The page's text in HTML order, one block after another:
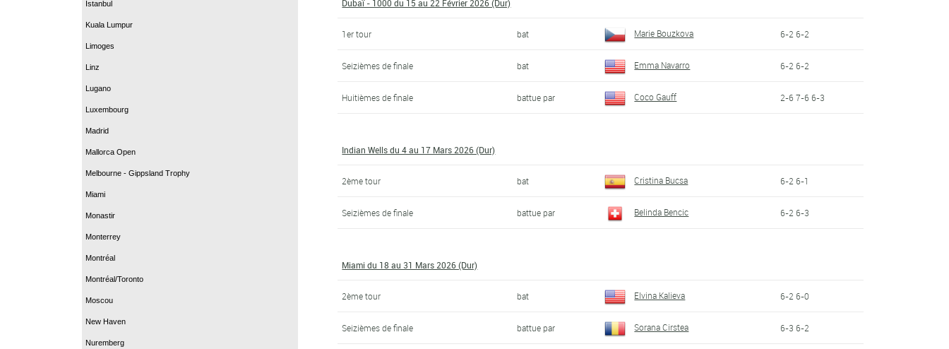
Istanbul
Kuala Lumpur
Limoges
Linz
Lugano
Luxembourg
Madrid
Mallorca Open
Melbourne - Gippsland Trophy
Miami
Monastir
Monterrey
Montréal
Montréal/Toronto
Moscou
New Haven
Nuremberg
Dubaï - 1000 du 15 au 22 Février 2026 (Dur)
1er tour bat Marie Bouzkova 6-2 6-2
Seizièmes de finale bat Emma Navarro 6-2 6-2
Huitièmes de finale battue par Coco Gauff 2-6 7-6 6-3
Indian Wells du 4 au 17 Mars 2026 (Dur)
2ème tour bat Cristina Bucsa 6-2 6-1
Seizièmes de finale battue par Belinda Bencic 6-2 6-3
Miami du 18 au 31 Mars 2026 (Dur)
2ème tour bat Elvina Kalieva 6-2 6-0
Seizièmes de finale battue par Sorana Cirstea 6-3 6-2